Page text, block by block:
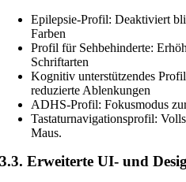
Epilepsie-Profil: Deaktiviert
Farben
Profil für Sehbehinderte:
Schriftarten
Kognitiv unterstützendes
reduzierte Ablenkungen
ADHS-Profil: Fokusmodus
Tastaturnavigationsprofil:
Maus.
3.3. Erweiterte UI- und